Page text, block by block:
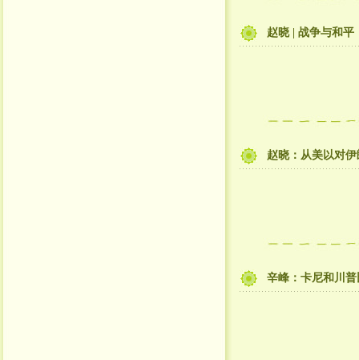
赵晓 | 战争与和平
赵晓：从美以对
辛峰：卡尼和川